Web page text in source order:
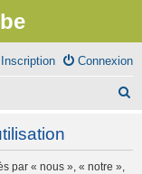
Connexion
Inscription
par « nous », « notre »,